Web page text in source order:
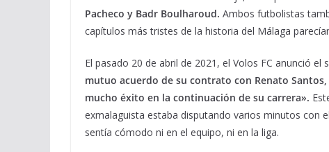
Pacheco y Badr Boulharoud. Ambos futbolistas
capítulos más tristes de la historia del Málaga
El pasado 20 de abril de 2021, el Volos FC anunció el
mutuo acuerdo de su contrato con Renato
mucho éxito en la continuación de su carrera».
exmalaguista estaba disputando varios minutos con
sentía cómodo ni en el equipo, ni en la liga.